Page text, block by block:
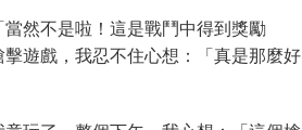
然不是啦！這是戰鬥中得到獎勵
遊戲，我忍不住心想：「真是那麼好